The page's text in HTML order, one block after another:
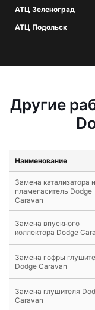
АТЦ Зеленоград
АТЦ Подольск
Другие
Наименование
Замена катализатора
пламегаситель Dodge
Caravan
Замена впускного
коллектора Dodge
Замена гофры
Dodge Caravan
Замена глушителя
Caravan